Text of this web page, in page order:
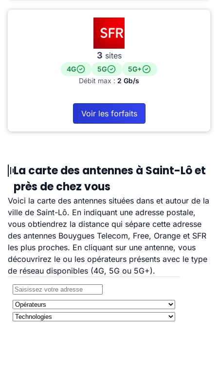
3 sites
4G 5G
5G+
Débit max : 2 Gb/s
Voir les forfaits
La carte des antennes à Saint-Lô et
près de chez vous
Voici la carte des antennes situées dans et autour de la
ville de Saint-Lô. En indiquant une adresse postale,
vous obtiendrez la distance qui sépare cette adresse
des antennes Bouygues Telecom, Free, Orange et SFR
les plus proches. En cliquant sur une antenne, vous
découvrirez le ou les opérateurs présents avec le type
de réseau disponibles (4G, 5G ou 5G+).